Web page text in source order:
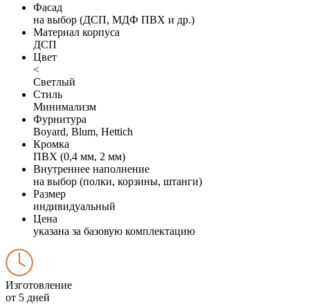
Фасад
на выбор (ДСП, МДФ ПВХ и др.)
Материал корпуса
ДСП
Цвет
<
Светлый
Стиль
Минимализм
Фурнитура
Boyard, Blum, Hettich
Кромка
ПВХ (0,4 мм, 2 мм)
Внутреннее наполнение
на выбор (полки, корзины, штанги)
Размер
индивидуальный
Цена
указана за базовую комплектацию
Изготовление
от 5 дней